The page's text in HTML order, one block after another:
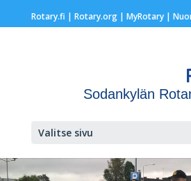
Rotary.fi | Rotary.org| MyRotary |
Sodankylän
Valitse sivu